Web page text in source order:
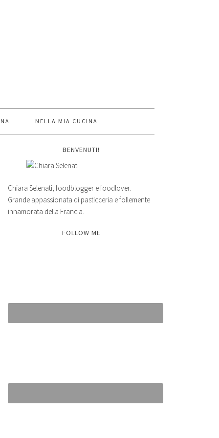
NELLA MIA CUCINA
BENVENUTI!
Chiara Selenati, foodblogger e foodlover.
Grande appassionata di pasticceria e follemente
innamorata della Francia.
FOLLOW ME